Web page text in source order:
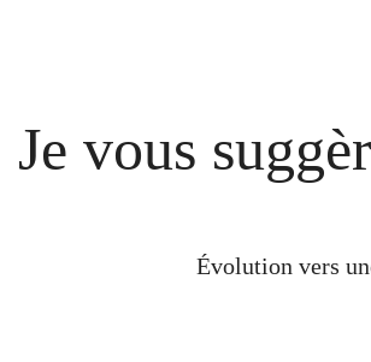
Je vous
Évolution vers